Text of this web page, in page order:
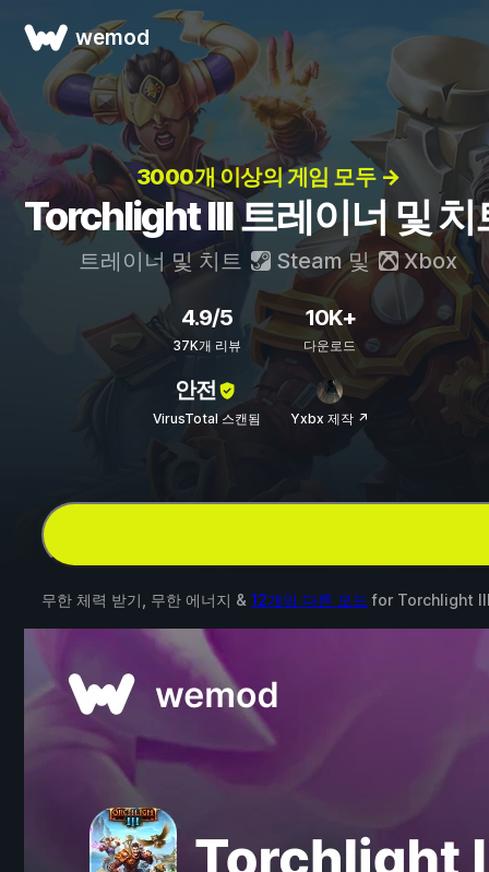
wemod
3000개 이상의 게임 모두 →
Torchlight III 트레이너 및 치
트레이너 및 치트 Steam 및 Xbox
4.9/5
37K개 리뷰
10K+
다운로드
안전
VirusTotal 스캔됨 Yxbx 제작 ↗
무한 체력 받기, 무한 에너지 & 12개의 다른 모드 for Torchlight